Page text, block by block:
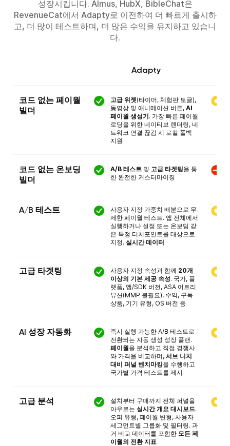
성장시킵니다. Almus, HubX, BibleChat은
RevenueCat에서 Adapty로 이전하여 더 빠르게 출시하
고, 더 많이 테스트하며, 더 많은 수익을 유지하고 있습니
다.
Adapty
코드 없는 페이월
빌더
고급 위젯(타이머, 체험판 토글),
동영상 및 애니메이션 버튼, AI
페이월 생성기. 가장 빠른 페이월
로딩을 위한 네이티브 렌더링, 네
트워크 연결 끊김 시 로컬 폴백
지원
코드 없는 온보딩
빌더
A/B 테스트 및 고급 타겟팅을 통
한 완전한 커스터마이징
A/B 테스트
사용자 지정 가중치 배분으로 무
제한 페이월 테스트. 앱 전체에서
실행하거나 설정 또는 온보딩 같
은 특정 터치포인트를 대상으로
지정. 실시간 데이터
고급 타겟팅 사용자 지정 속성과 함께 20개
이상의 기본 제공 속성. 국가, 플
랫폼, 앱/SDK 버전, ASA 어트리
뷰션(MMP 불필요), 수익, 구독
상품, 기기 유형, OS 버전 등
AI 성장 자동화
즉시 실행 가능한 A/B 테스트로
전환되는 자동 생성 성장 플랜.
페이월을 분석하고 직접 경쟁사
와 가격을 비교하며, 서브 니치
대비 퍼널 벤치마킹을 수행하고
국가별 가격 테스트를 제시
고급 분석
설치부터 구매까지 전체 퍼널을
아우르는 실시간 개요 대시보드.
오퍼 유형, 페이월 변형, 사용자
세그먼트별 그룹화 및 필터링. 과
거 비교 데이터를 포함한 모든 페
이월의 전환 지표